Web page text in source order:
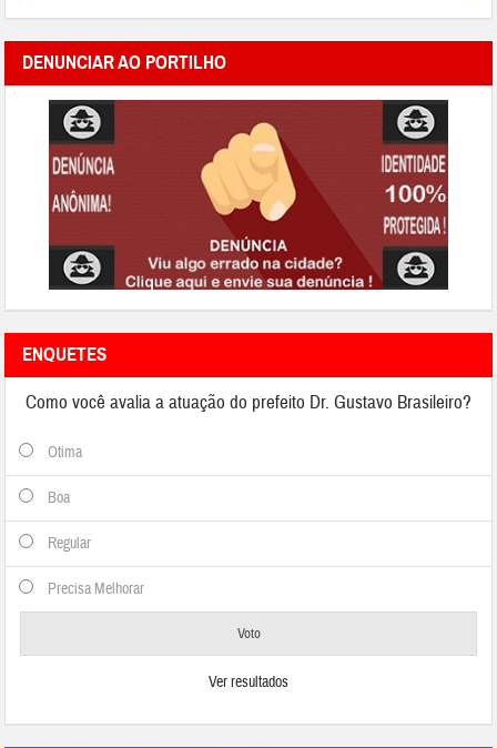
DENUNCIAR AO PORTILHO
ENQUETES
Como você avalia a atuação do prefeito Dr. Gustavo Brasileiro?
Otima
Boa
Regular
Precisa Melhorar
Ver resultados